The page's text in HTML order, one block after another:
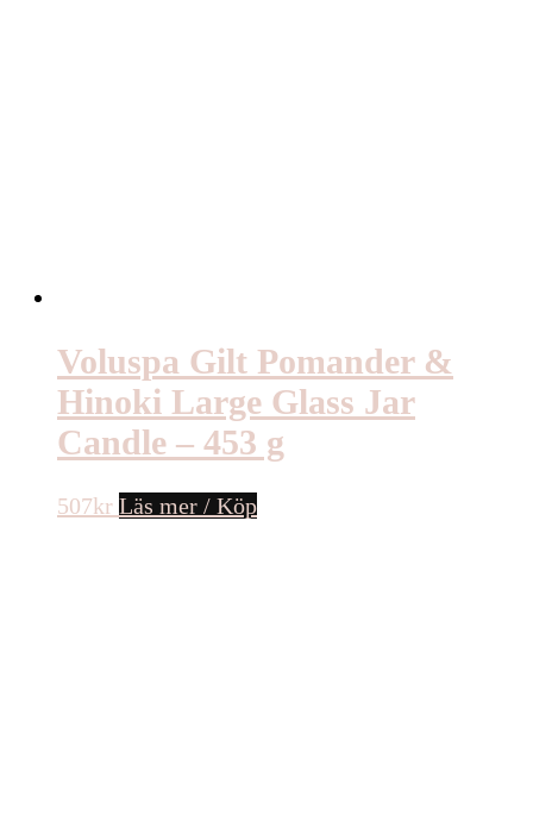
Voluspa Gilt Pomander &
Hinoki Large Glass Jar
Candle – 453 g
507kr Läs mer / Köp